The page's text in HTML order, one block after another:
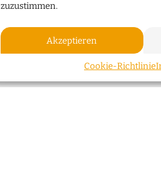
zuzustimmen.
Akzeptieren
Cookie-Richtlinie